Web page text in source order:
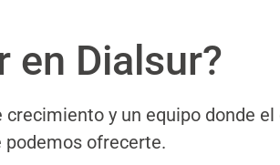
en Dialsur?
y un equipo donde
podemos ofrecerte.